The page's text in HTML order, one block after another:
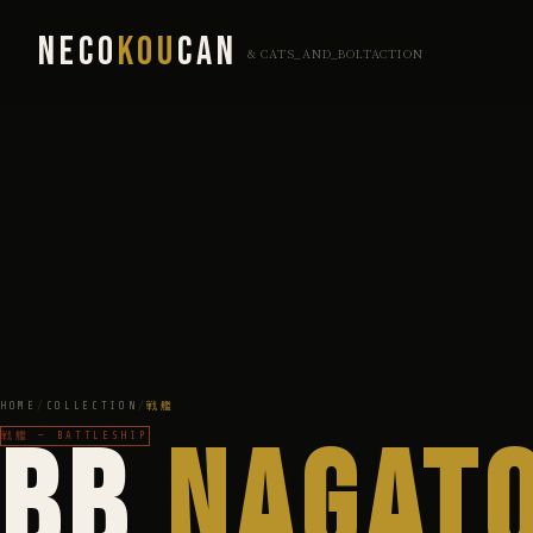
NECOKOUCAN & CATS_AND_BOLTACTION
HOME / COLLECTION /戦艦
戦艦 — BATTLESHIP